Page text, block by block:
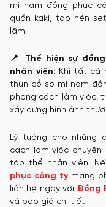
mi nam đồng phục
quần kaki, tạo nên
lãm.
📍 Thể hiện sự
nhân viên: Khi tất cả
thun cổ sơ mi nam
phong cách làm việc,
xây dựng hình ảnh
Lý tưởng cho những
cách làm việc
tập thể nhân viên.
phục công ty mang
liên hệ ngay với Đồng
và báo giá chi tiết!